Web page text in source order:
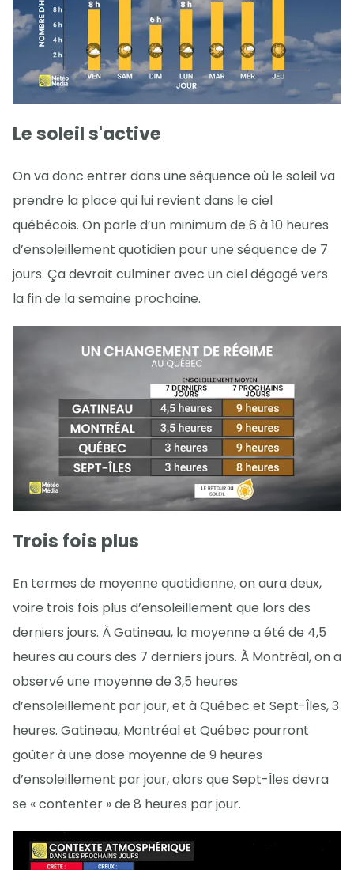
Le soleil s'active
On va donc entrer dans une séquence où le soleil va
prendre la place qui lui revient dans le ciel
québécois. On parle d’un minimum de 6 à 10 heures
d’ensoleillement quotidien pour une séquence de 7
jours. Ça devrait culminer avec un ciel dégagé vers
la fin de la semaine prochaine.
Trois fois plus
En termes de moyenne quotidienne, on aura deux,
voire trois fois plus d’ensoleillement que lors des
derniers jours. À Gatineau, la moyenne a été de 4,5
heures au cours des 7 derniers jours. À Montréal, on a
observé une moyenne de 3,5 heures
d’ensoleillement par jour, et à Québec et Sept-Îles, 3
heures. Gatineau, Montréal et Québec pourront
goûter à une dose moyenne de 9 heures
d’ensoleillement par jour, alors que Sept-Îles devra
se « contenter » de 8 heures par jour.